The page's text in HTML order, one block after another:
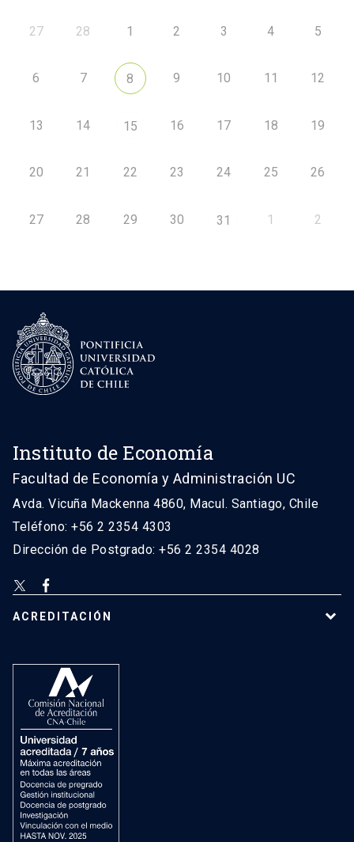
27 28 1 2 3 4 5
6 7 8 9 10 11 12
13 14 15 16 17 18 19
20 21 22 23 24 25 26
27 28 29 30 31 1 2
Instituto de Economía
Facultad de Economía y Administración UC
Avda. Vicuña Mackenna 4860, Macul. Santiago, Chile
Teléfono: +56 2 2354 4303
Dirección de Postgrado: +56 2 2354 4028
ACREDITACIÓN